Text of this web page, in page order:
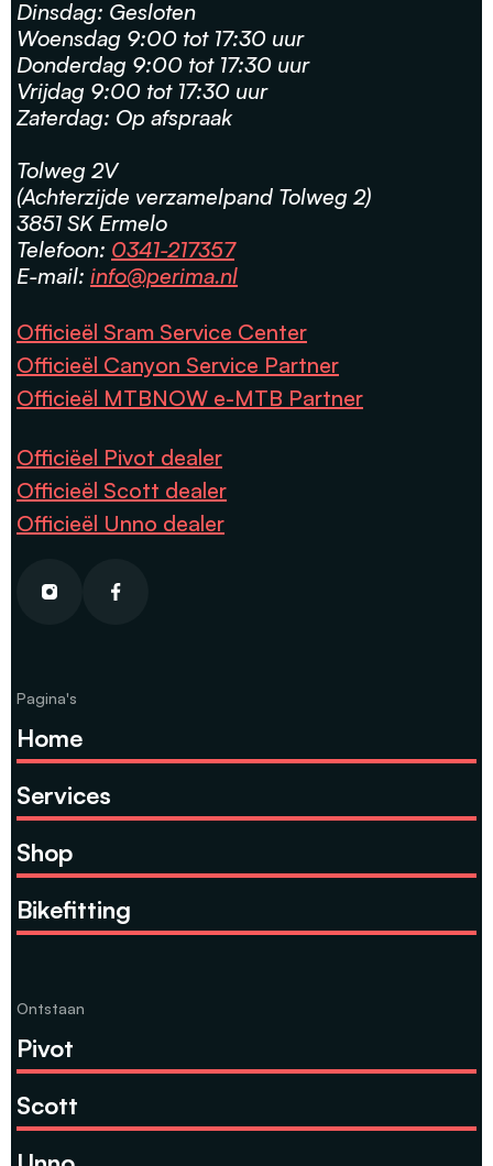
Dinsdag: Gesloten
Woensdag 9:00 tot 17:30 uur
Donderdag 9:00 tot 17:30 uur
Vrijdag 9:00 tot 17:30 uur
Zaterdag: Op afspraak
Tolweg 2V
(Achterzijde verzamelpand Tolweg 2)
3851 SK Ermelo
Telefoon: 0341-217357
E-mail: info@perima.nl
Officieël Sram Service Center
Officieël Canyon Service Partner
Officieël MTBNOW e-MTB Partner
Officiëel Pivot dealer
Officieël Scott dealer
Officieël Unno dealer
Pagina's
Home
Services
Shop
Bikefitting
Ontstaan
Pivot
Scott